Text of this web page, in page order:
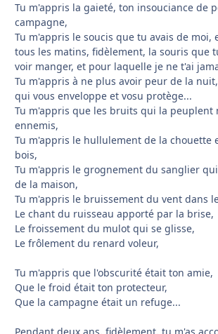
Tu m'appris la gaieté, ton insouciance de
campagne,
Tu m'appris le soucis que tu avais de moi,
tous les matins, fidèlement, la souris que
voir manger, et pour laquelle je ne t'ai
Tu m'appris à ne plus avoir peur de la
qui vous enveloppe et vosu protège...
Tu m'appris que les bruits qui la peuplent
ennemis,
Tu m'appris le hullulement de la chouette
bois,
Tu m'appris le grognement du sanglier
de la maison,
Tu m'appris le bruissement du vent dans
Le chant du ruisseau apporté par la brise,
Le froissement du mulot qui se glisse,
Le frôlement du renard voleur,
Tu m'appris que l'obscurité était ton amie,
Que le froid était ton protecteur,
Que la campagne était un refuge...